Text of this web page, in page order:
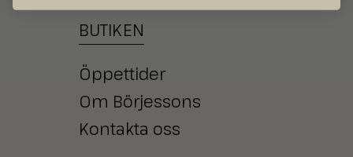
BUTIKEN
Öppettider
Om Börjessons
Kontakta oss